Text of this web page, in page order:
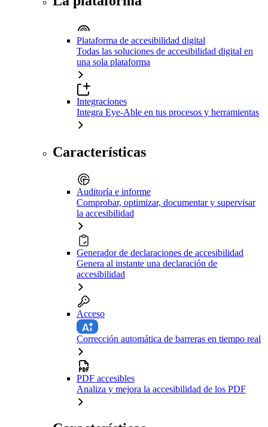
Plataforma de accesibilidad digital
Todas las soluciones de accesibilidad digital en
una sola plataforma
Integraciones
Integra Eye-Able en tus procesos y herramientas
Características
Auditoría e informe
Comprobar, optimizar, documentar y supervisar
la accesibilidad
Generador de declaraciones de accesibilidad
Genera al instante una declaración de
accesibilidad
Acceso
Corrección automática de barreras en tiempo real
PDF accesibles
Analiza y mejora la accesibilidad de los PDF